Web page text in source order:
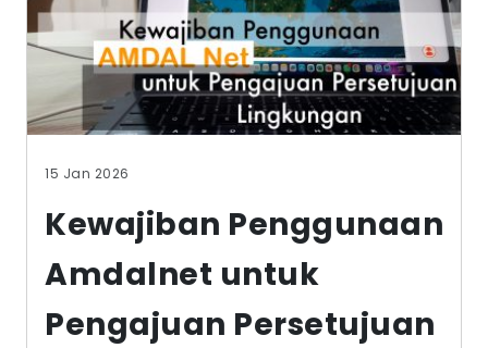
15 Jan 2026
Kewajiban Penggunaan
Amdalnet untuk
Pengajuan Persetujuan